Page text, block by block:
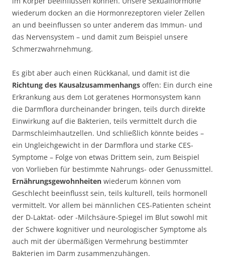
wiederum docken an die Hormonrezeptoren vieler Zellen
an und beeinflussen so unter anderem das Immun- und
das Nervensystem – und damit zum Beispiel unsere
Schmerzwahrnehmung.
Es gibt aber auch einen Rückkanal, und damit ist die
Richtung des Kausalzusammenhangs offen: Ein durch eine
Erkrankung aus dem Lot geratenes Hormonsystem kann
die Darmflora durcheinander bringen, teils durch direkte
Einwirkung auf die Bakterien, teils vermittelt durch die
Darmschleimhautzellen. Und schließlich könnte beides –
ein Ungleichgewicht in der Darmflora und starke CES-
Symptome – Folge von etwas Drittem sein, zum Beispiel
von Vorlieben für bestimmte Nahrungs- oder Genussmittel.
Ernährungsgewohnheiten wiederum können vom
Geschlecht beeinflusst sein, teils kulturell, teils hormonell
vermittelt. Vor allem bei männlichen CES-Patienten scheint
der D-Laktat- oder -Milchsäure-Spiegel im Blut sowohl mit
der Schwere kognitiver und neurologischer Symptome als
auch mit der übermäßigen Vermehrung bestimmter
Bakterien im Darm zusammenzuhängen.